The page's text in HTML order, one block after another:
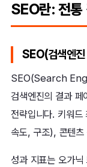
SEO란: 전통
SEO(검색엔
SEO(Search
검색엔진의 결과 페
전략입니다. 키워
속도, 구조), 콘텐츠
성과 지표는 오가